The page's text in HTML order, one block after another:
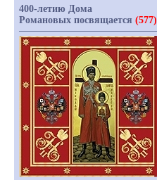
400-летию Дома
Романовых посвящается (577)